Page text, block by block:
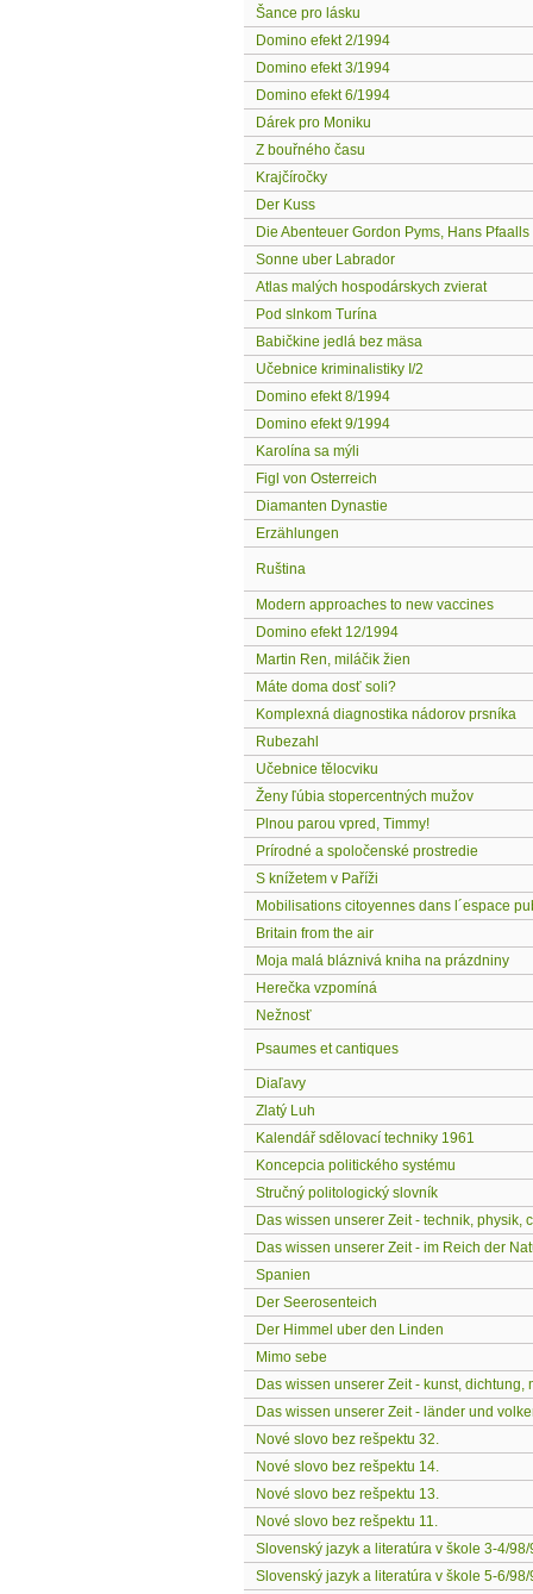
Šance pro lásku
Domino efekt 2/1994
Domino efekt 3/1994
Domino efekt 6/1994
Dárek pro Moniku
Z bouřného času
Krajčíročky
Der Kuss
Die Abenteuer Gordon Pyms, Hans
Sonne uber Labrador
Atlas malých hospodárskych zvierat
Pod slnkom Turína
Babičkine jedlá bez mäsa
Učebnice kriminalistiky I/2
Domino efekt 8/1994
Domino efekt 9/1994
Karolína sa mýli
Figl von Osterreich
Diamanten Dynastie
Erzählungen
Ruština
Modern approaches to new vaccines
Domino efekt 12/1994
Martin Ren, miláčik žien
Máte doma dosť soli?
Komplexná diagnostika nádorov prsníka
Rubezahl
Učebnice tělocviku
Ženy ľúbia stopercentných mužov
Plnou parou vpred, Timmy!
Prírodné a spoločenské prostredie
S knížetem v Paříži
Mobilisations citoyennes dans l´espace
Britain from the air
Moja malá bláznivá kniha na prázdniny
Herečka vzpomíná
Nežnosť
Psaumes et cantiques
Diaľavy
Zlatý Luh
Kalendář sdělovací techniky 1961
Koncepcia politického systému
Stručný politologický slovník
Das wissen unserer Zeit - technik, physik,
Das wissen unserer Zeit - im Reich der
Spanien
Der Seerosenteich
Der Himmel uber den Linden
Mimo sebe
Das wissen unserer Zeit - kunst, dichtung,
Das wissen unserer Zeit - länder und
Nové slovo bez rešpektu 32.
Nové slovo bez rešpektu 14.
Nové slovo bez rešpektu 13.
Nové slovo bez rešpektu 11.
Slovenský jazyk a literatúra v škole 3-4/98/
Slovenský jazyk a literatúra v škole 5-6/98/